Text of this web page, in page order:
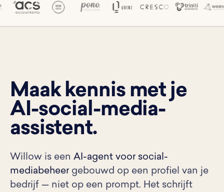
Maak kennis met je
AI-social-media-
assistent.
Willow is een AI-agent voor social-
mediabeheer gebouwd op een profiel van je
bedrijf — niet op een prompt. Het schrijft